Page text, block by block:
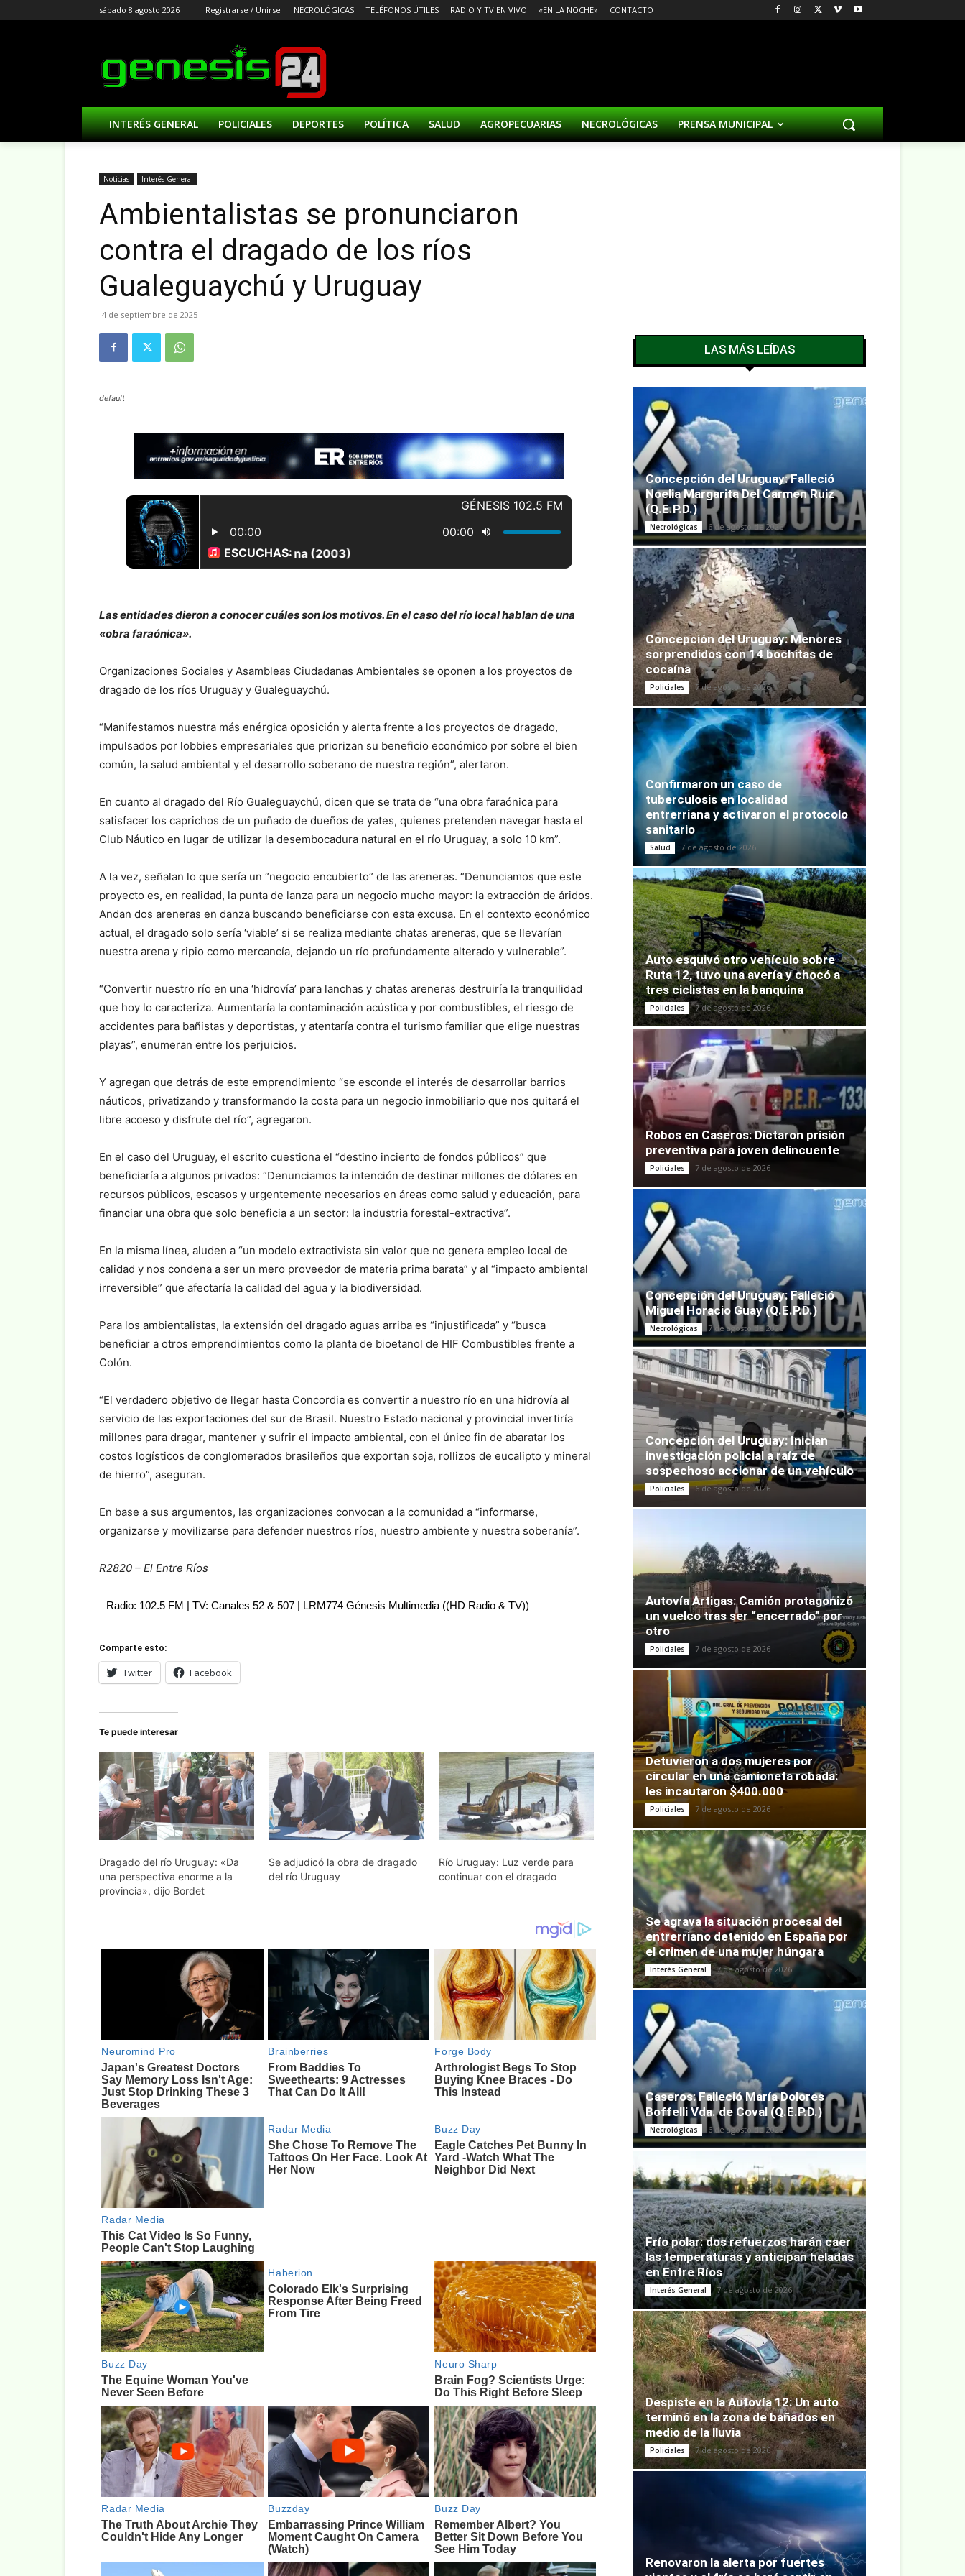
sábado 8 agosto 2026 Registrarse / Unirse NECROLÓGICAS TELÉFONOS ÚTILES RADIO Y TV EN VIVO «EN LA NOCHE» CONTACTO
INTERÉS GENERAL POLICIALES DEPORTES POLÍTICA SALUD AGROPECUARIAS NECROLÓGICAS PRENSA MUNICIPAL
Noticias Interés General
Ambientalistas se pronunciaron
contra el dragado de los ríos
Gualeguaychú y Uruguay
4 de septiembre de 2025
default
Las entidades dieron a conocer cuáles son los motivos. En el caso del río local hablan de una
«obra faraónica».
Organizaciones Sociales y Asambleas Ciudadanas Ambientales se oponen a los proyectos de
dragado de los ríos Uruguay y Gualeguaychú.
“Manifestamos nuestra más enérgica oposición y alerta frente a los proyectos de dragado,
impulsados por lobbies empresariales que priorizan su beneficio económico por sobre el bien
común, la salud ambiental y el desarrollo soberano de nuestra región”, alertaron.
En cuanto al dragado del Río Gualeguaychú, dicen que se trata de “una obra faraónica para
satisfacer los caprichos de un puñado de dueños de yates, quienes pretenden navegar hasta el
Club Náutico en lugar de utilizar la desembocadura natural en el río Uruguay, a solo 10 km”.
A la vez, señalan lo que sería un “negocio encubierto” de las areneras. “Denunciamos que este
proyecto es, en realidad, la punta de lanza para un negocio mucho mayor: la extracción de áridos.
Andan dos areneras en danza buscando beneficiarse con esta excusa. En el contexto económico
actual, el dragado solo sería ‘viable’ si se realiza mediante chatas areneras, que se llevarían
nuestra arena y ripio como mercancía, dejando un río profundamente alterado y vulnerable”.
“Convertir nuestro río en una ‘hidrovía’ para lanchas y chatas areneras destruiría la tranquilidad
que hoy lo caracteriza. Aumentaría la contaminación acústica y por combustibles, el riesgo de
accidentes para bañistas y deportistas, y atentaría contra el turismo familiar que elige nuestras
playas”, enumeran entre los perjuicios.
Y agregan que detrás de este emprendimiento “se esconde el interés de desarrollar barrios
náuticos, privatizando y transformando la costa para un negocio inmobiliario que nos quitará el
libre acceso y disfrute del río”, agregaron.
En el caso del Uruguay, el escrito cuestiona el “destino incierto de fondos públicos” que
beneficiaría a algunos privados: “Denunciamos la intención de destinar millones de dólares en
recursos públicos, escasos y urgentemente necesarios en áreas como salud y educación, para
financiar una obra que solo beneficia a un sector: la industria forestal-extractiva”.
En la misma línea, aluden a “un modelo extractivista sin valor que no genera empleo local de
calidad y nos condena a ser un mero proveedor de materia prima barata” y al “impacto ambiental
irreversible” que afectaría la calidad del agua y la biodiversidad.
Para los ambientalistas, la extensión del dragado aguas arriba es “injustificada” y “busca
beneficiar a otros emprendimientos como la planta de bioetanol de HIF Combustibles frente a
Colón.
“El verdadero objetivo de llegar hasta Concordia es convertir a nuestro río en una hidrovía al
servicio de las exportaciones del sur de Brasil. Nuestro Estado nacional y provincial invertiría
millones para dragar, mantener y sufrir el impacto ambiental, con el único fin de abaratar los
costos logísticos de conglomerados brasileños que exportan soja, rollizos de eucalipto y mineral
de hierro”, aseguran.
En base a sus argumentos, las organizaciones convocan a la comunidad a “informarse,
organizarse y movilizarse para defender nuestros ríos, nuestro ambiente y nuestra soberanía”.
R2820 – El Entre Ríos
Radio: 102.5 FM | TV: Canales 52 & 507 | LRM774 Génesis Multimedia ((HD Radio & TV))
Comparte esto:
Twitter Facebook
Te puede interesar
Dragado del río Uruguay: «Da
una perspectiva enorme a la
provincia», dijo Bordet
Se adjudicó la obra de dragado
del río Uruguay
Río Uruguay: Luz verde para
continuar con el dragado
LAS MÁS LEÍDAS
Concepción del Uruguay: Falleció
Noelia Margarita Del Carmen Ruiz
(Q.E.P.D.)
Necrológicas 6 de agosto de 2026
Concepción del Uruguay: Menores
sorprendidos con 14 bochitas de
cocaína
Policiales 7 de agosto de 2026
Confirmaron un caso de
tuberculosis en localidad
entrerriana y activaron el protocolo
sanitario
Salud 7 de agosto de 2026
Auto esquivó otro vehículo sobre
Ruta 12, tuvo una avería y chocó a
tres ciclistas en la banquina
Policiales 7 de agosto de 2026
Robos en Caseros: Dictaron prisión
preventiva para joven delincuente
Policiales 7 de agosto de 2026
Concepción del Uruguay: Falleció
Miguel Horacio Guay (Q.E.P.D.)
Necrológicas 7 de agosto de 2026
Concepción del Uruguay: Inician
investigación policial a raíz de
sospechoso accionar de un vehículo
Policiales 6 de agosto de 2026
Autovía Artigas: Camión protagonizó
un vuelco tras ser “encerrado” por
otro
Policiales 7 de agosto de 2026
Detuvieron a dos mujeres por
circular en una camioneta robada:
les incautaron $400.000
Policiales 7 de agosto de 2026
Se agrava la situación procesal del
entrerriano detenido en España por
el crimen de una mujer húngara
Interés General 7 de agosto de 2026
Caseros: Falleció María Dolores
Boffelli Vda. de Coval (Q.E.P.D.)
Necrológicas 6 de agosto de 2026
Frío polar: dos refuerzos harán caer
las temperaturas y anticipan heladas
en Entre Ríos
Interés General 7 de agosto de 2026
Despiste en la Autovía 12: Un auto
terminó en la zona de bañados en
medio de la lluvia
Policiales 7 de agosto de 2026
Renovaron la alerta por fuertes